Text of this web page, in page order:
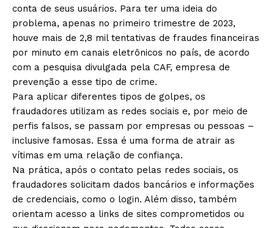
conta de seus usuários. Para ter uma ideia do
problema, apenas no primeiro trimestre de 2023,
houve mais de 2,8 mil tentativas de fraudes financeiras
por minuto em canais eletrônicos no país, de acordo
com a pesquisa divulgada pela CAF, empresa de
prevenção a esse tipo de crime.
Para aplicar diferentes tipos de golpes, os
fraudadores utilizam as redes sociais e, por meio de
perfis falsos, se passam por empresas ou pessoas –
inclusive famosas. Essa é uma forma de atrair as
vítimas em uma relação de confiança.
Na prática, após o contato pelas redes sociais, os
fraudadores solicitam dados bancários e informações
de credenciais, como o login. Além disso, também
orientam acesso a links de sites comprometidos ou